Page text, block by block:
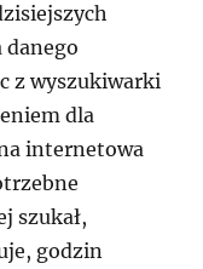
danego
z wyszukiwarki
dla
internetowa
szukał,
godzin